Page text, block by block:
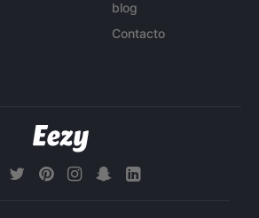
blog
Contacto